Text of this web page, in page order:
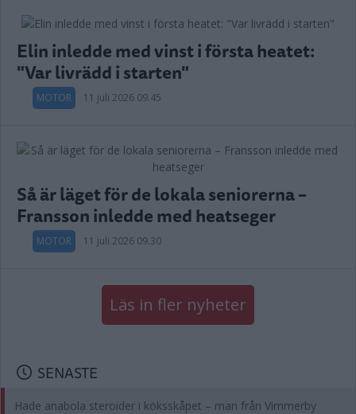
Elin inledde med vinst i första heatet:
"Var livrädd i starten"
MOTOR 11 juli 2026 09.45
Så är läget för de lokala seniorerna –
Fransson inledde med heatseger
MOTOR 11 juli 2026 09.30
Läs in fler nyheter
SENASTE
Hade anabola steroider i köksskåpet – man från Vimmerby